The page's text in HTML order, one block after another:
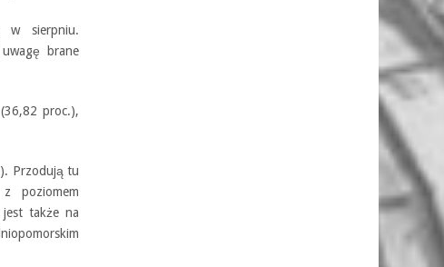
w sierpniu.
brane
proc.),
Przodują tu
poziomem
także na